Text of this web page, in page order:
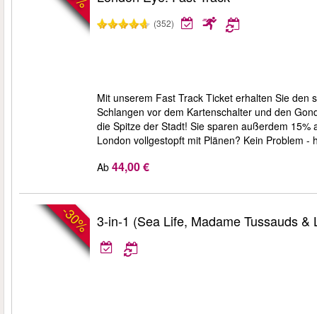
(352)
Mit unserem Fast Track Ticket erhalten Sie
Schlangen vor dem Kartenschalter und den
die Spitze der Stadt! Sie sparen außerdem
London vollgestopft mit Plänen? Kein Problem -
Ab 44,00 €
-30% 3-in-1 (Sea Life, Madame Tussauds &